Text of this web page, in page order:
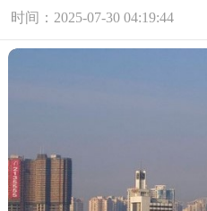
时间：2025-07-30 04:19:44